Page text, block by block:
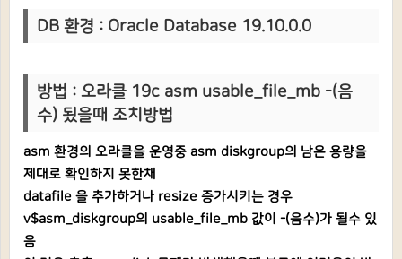
DB 환경 : Oracle Database 19.10.0.0
방법 : 오라클 19c asm usable_file_mb -(음
수) 됬을때 조치방법
asm 환경의 오라클을 운영중 asm diskgroup의 남은 용량을
제대로 확인하지 못한채
datafile 을 추가하거나 resize 증가시키는 경우
v$asm_diskgroup의 usable_file_mb 값이 -(음수)가 될수 있
음